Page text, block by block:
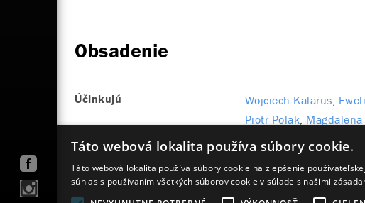
Obsadenie
Účinkujú Wojciech Kalarus
Piotr Polak Magdalena
Sobolewski
Táto webová lokalita používa súbory cookie.
Táto webová lokalita používa súbory cookie na zlepšenie
súhlas s používaním všetkých súborov cookie v súlade s našimi